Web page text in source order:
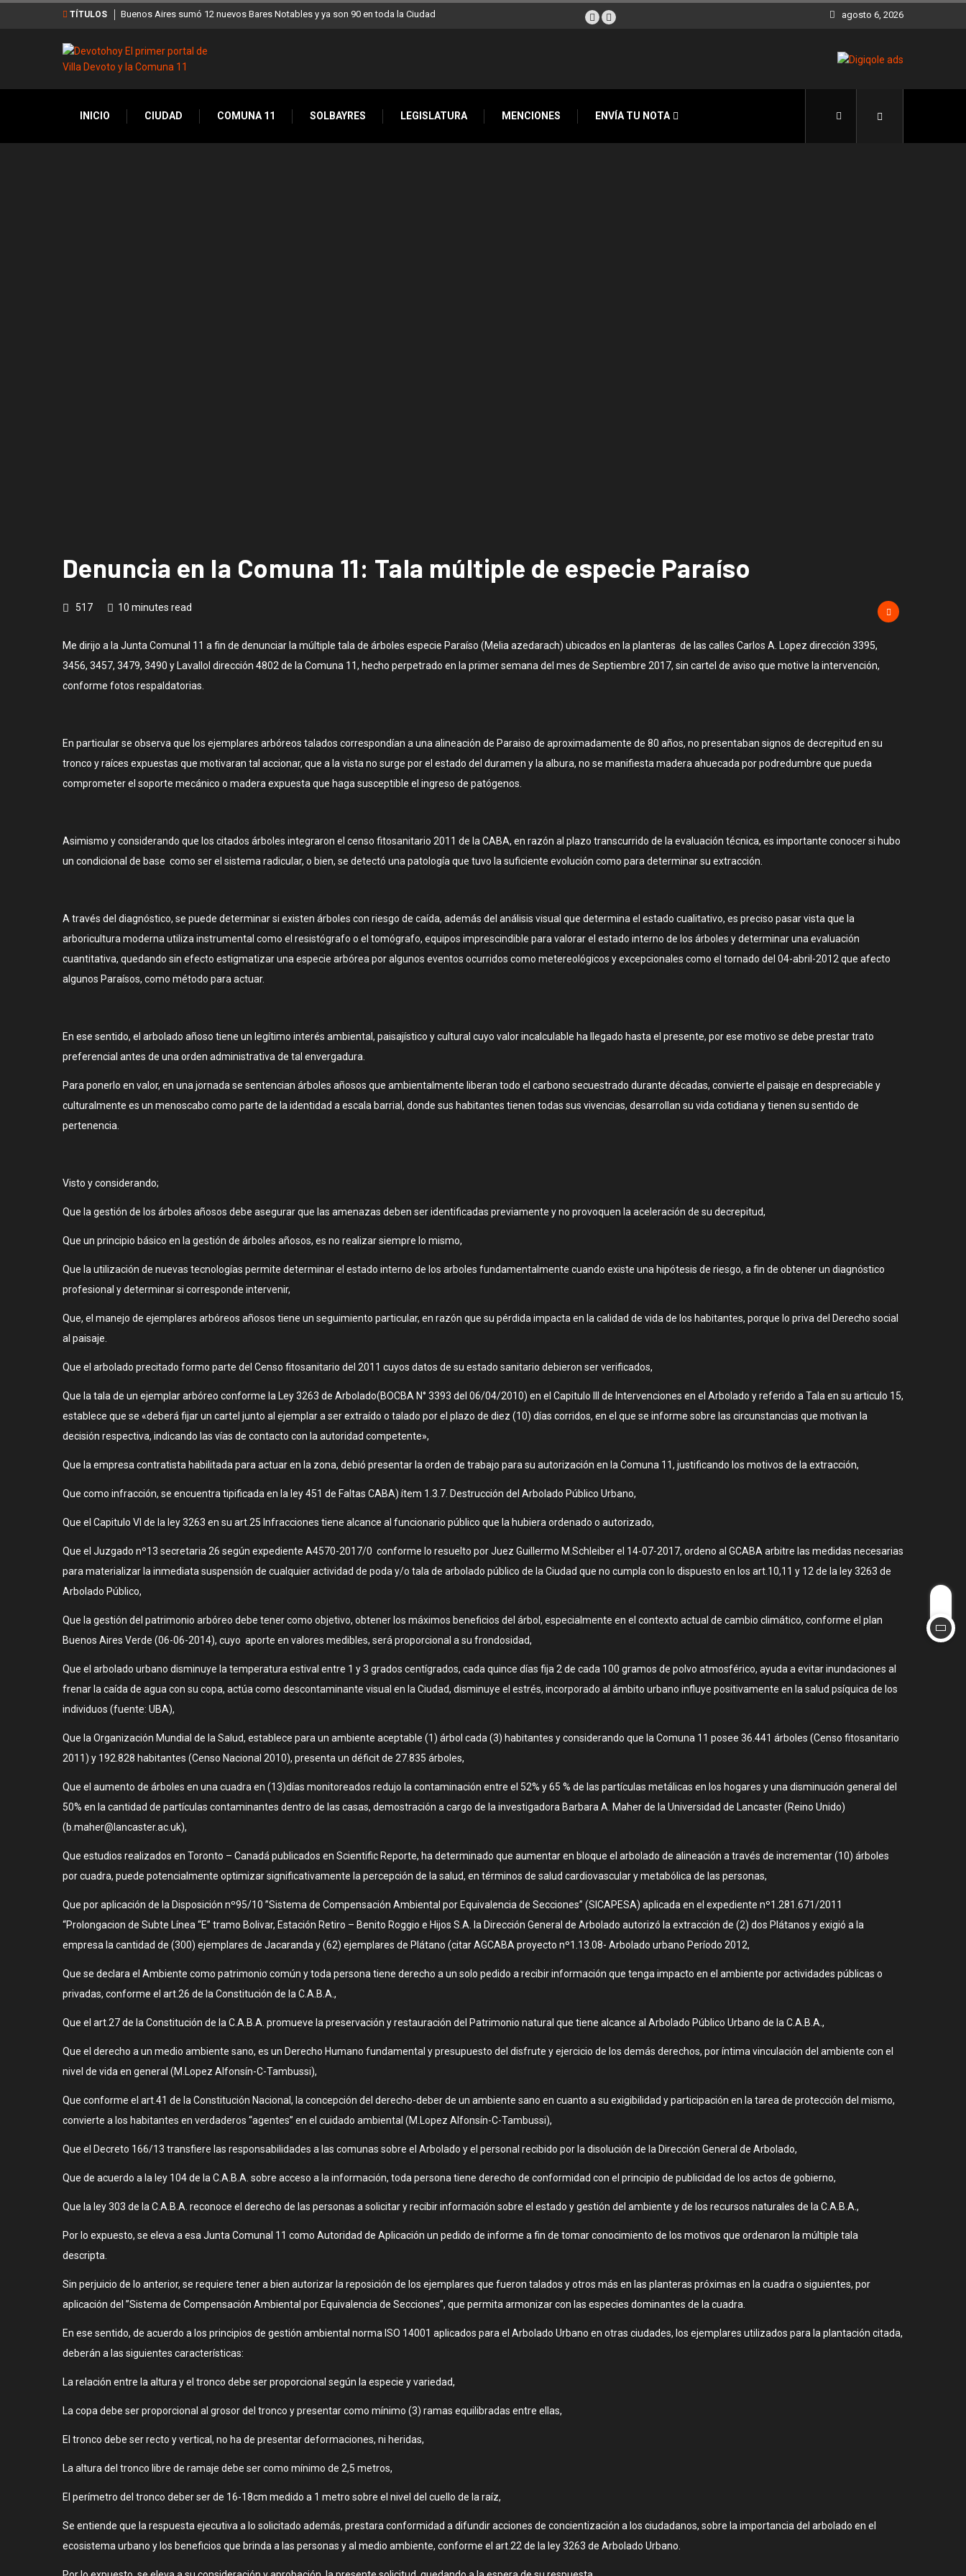
TÍTULOS
y ya son 90 en toda la CiudadLos stands móviles de la Ciudad llegan esta semana a Villa Devoto agosto 6, 2026
INICIO CIUDAD COMUNA 11 SOLBAYRES LEGISLATURA MENCIONES ENVÍA TU NOTA
Denuncia en la Comuna 11: Tala múltiple de especie Paraíso
517 10 minutes read
Me dirijo a la Junta Comunal 11 a fin de denunciar la múltiple tala de árboles especie Paraíso (Melia azedarach) ubicados en la planteras de las calles Carlos A. Lopez dirección 3395,
3456, 3457, 3479, 3490 y Lavallol dirección 4802 de la Comuna 11, hecho perpetrado en la primer semana del mes de Septiembre 2017, sin cartel de aviso que motive la intervención,
conforme fotos respaldatorias.
En particular se observa que los ejemplares arbóreos talados correspondían a una alineación de Paraiso de aproximadamente de 80 años, no presentaban signos de decrepitud en su
tronco y raíces expuestas que motivaran tal accionar, que a la vista no surge por el estado del duramen y la albura, no se manifiesta madera ahuecada por podredumbre que pueda
comprometer el soporte mecánico o madera expuesta que haga susceptible el ingreso de patógenos.
Asimismo y considerando que los citados árboles integraron el censo fitosanitario 2011 de la CABA, en razón al plazo transcurrido de la evaluación técnica, es importante conocer si hubo
un condicional de base como ser el sistema radicular, o bien, se detectó una patología que tuvo la suficiente evolución como para determinar su extracción.
A través del diagnóstico, se puede determinar si existen árboles con riesgo de caí­da, además del análisis visual que determina el estado cualitativo, es preciso pasar vista que la
arboricultura moderna utiliza instrumental como el resistógrafo o el tomógrafo, equipos imprescindible para valorar el estado interno de los árboles y determinar una evaluación
cuantitativa, quedando sin efecto estigmatizar una especie arbórea por algunos eventos ocurridos como metereológicos y excepcionales como el tornado del 04-abril-2012 que afecto
algunos Paraísos, como método para actuar.
En ese sentido, el arbolado añoso tiene un legítimo interés ambiental, paisajístico y cultural cuyo valor incalculable ha llegado hasta el presente, por ese motivo se debe prestar trato
preferencial antes de una orden administrativa de tal envergadura.
Para ponerlo en valor, en una jornada se sentencian árboles añosos que ambientalmente liberan todo el carbono secuestrado durante décadas, convierte el paisaje en despreciable y
culturalmente es un menoscabo como parte de la identidad a escala barrial, donde sus habitantes tienen todas sus vivencias, desarrollan su vida cotidiana y tienen su sentido de
pertenencia.
Visto y considerando;
Que la gestión de los árboles añosos debe asegurar que las amenazas deben ser identificadas previamente y no provoquen la aceleración de su decrepitud,
Que un principio básico en la gestión de árboles añosos, es no realizar siempre lo mismo,
Que la utilización de nuevas tecnologías permite determinar el estado interno de los arboles fundamentalmente cuando existe una hipótesis de riesgo, a fin de obtener un diagnóstico
profesional y determinar si corresponde intervenir,
Que, el manejo de ejemplares arbóreos añosos tiene un seguimiento particular, en razón que su pérdida impacta en la calidad de vida de los habitantes, porque lo priva del Derecho social
al paisaje.
Que el arbolado precitado formo parte del Censo fitosanitario del 2011 cuyos datos de su estado sanitario debieron ser verificados,
Que la tala de un ejemplar arbóreo conforme la Ley 3263 de Arbolado(BOCBA N° 3393 del 06/04/2010) en el Capitulo III de Intervenciones en el Arbolado y referido a Tala en su articulo 15,
establece que se «deberá fijar un cartel junto al ejemplar a ser extraído o talado por el plazo de diez (10) días corridos, en el que se informe sobre las circunstancias que motivan la
decisión respectiva, indicando las vías de contacto con la autoridad competente»,
Que la empresa contratista habilitada para actuar en la zona, debió presentar la orden de trabajo para su autorización en la Comuna 11, justificando los motivos de la extracción,
Que como infracción, se encuentra tipificada en la ley 451 de Faltas CABA) ítem 1.3.7. Destrucción del Arbolado Público Urbano,
Que el Capitulo VI de la ley 3263 en su art.25 Infracciones tiene alcance al funcionario público que la hubiera ordenado o autorizado,
Que el Juzgado nº13 secretaria 26 según expediente A4570-2017/0 conforme lo resuelto por Juez Guillermo M.Schleiber el 14-07-2017, ordeno al GCABA arbitre las medidas necesarias
para materializar la inmediata suspensión de cualquier actividad de poda y/o tala de arbolado público de la Ciudad que no cumpla con lo dispuesto en los art.10,11 y 12 de la ley 3263 de
Arbolado Público,
Que la gestión del patrimonio arbóreo debe tener como objetivo, obtener los máximos beneficios del árbol, especialmente en el contexto actual de cambio climático, conforme el plan
Buenos Aires Verde (06-06-2014), cuyo aporte en valores medibles, será proporcional a su frondosidad,
Que el arbolado urbano disminuye la temperatura estival entre 1 y 3 grados centígrados, cada quince días fija 2 de cada 100 gramos de polvo atmosférico, ayuda a evitar inundaciones al
frenar la caída de agua con su copa, actúa como descontaminante visual en la Ciudad, disminuye el estrés, incorporado al ámbito urbano influye positivamente en la salud psíquica de los
individuos (fuente: UBA),
Que la Organización Mundial de la Salud, establece para un ambiente aceptable (1) árbol cada (3) habitantes y considerando que la Comuna 11 posee 36.441 árboles (Censo fitosanitario
2011) y 192.828 habitantes (Censo Nacional 2010), presenta un déficit de 27.835 árboles,
Que el aumento de árboles en una cuadra en (13)días monitoreados redujo la contaminación entre el 52% y 65 % de las partículas metálicas en los hogares y una disminución general del
50% en la cantidad de partículas contaminantes dentro de las casas, demostración a cargo de la investigadora Barbara A. Maher de la Universidad de Lancaster (Reino Unido)
(b.maher@lancaster.ac.uk),
Que estudios realizados en Toronto – Canadá publicados en Scientific Reporte, ha determinado que aumentar en bloque el arbolado de alineación a través de incrementar (10) árboles
por cuadra, puede potencialmente optimizar significativamente la percepción de la salud, en términos de salud cardiovascular y metabólica de las personas,
Que por aplicación de la Disposición nº95/10 ”Sistema de Compensación Ambiental por Equivalencia de Secciones” (SICAPESA) aplicada en el expediente nº1.281.671/2011
“Prolongacion de Subte Línea “E” tramo Bolivar, Estación Retiro – Benito Roggio e Hijos S.A. la Dirección General de Arbolado autorizó la extracción de (2) dos Plátanos y exigió a la
empresa la cantidad de (300) ejemplares de Jacaranda y (62) ejemplares de Plátano (citar AGCABA proyecto nº1.13.08- Arbolado urbano Período 2012,
Que se declara el Ambiente como patrimonio común y toda persona tiene derecho a un solo pedido a recibir información que tenga impacto en el ambiente por actividades públicas o
privadas, conforme el art.26 de la Constitución de la C.A.B.A.,
Que el art.27 de la Constitución de la C.A.B.A. promueve la preservación y restauración del Patrimonio natural que tiene alcance al Arbolado Público Urbano de la C.A.B.A.,
Que el derecho a un medio ambiente sano, es un Derecho Humano fundamental y presupuesto del disfrute y ejercicio de los demás derechos, por íntima vinculación del ambiente con el
nivel de vida en general (M.Lopez Alfonsín-C-Tambussi),
Que conforme el art.41 de la Constitución Nacional, la concepción del derecho-deber de un ambiente sano en cuanto a su exigibilidad y participación en la tarea de protección del mismo,
convierte a los habitantes en verdaderos “agentes” en el cuidado ambiental (M.Lopez Alfonsín-C-Tambussi),
Que el Decreto 166/13 transfiere las responsabilidades a las comunas sobre el Arbolado y el personal recibido por la disolución de la Dirección General de Arbolado,
Que de acuerdo a la ley 104 de la C.A.B.A. sobre acceso a la información, toda persona tiene derecho de conformidad con el principio de publicidad de los actos de gobierno,
Que la ley 303 de la C.A.B.A. reconoce el derecho de las personas a solicitar y recibir información sobre el estado y gestión del ambiente y de los recursos naturales de la C.A.B.A.,
Por lo expuesto, se eleva a esa Junta Comunal 11 como Autoridad de Aplicación un pedido de informe a fin de tomar conocimiento de los motivos que ordenaron la múltiple tala
descripta.
Sin perjuicio de lo anterior, se requiere tener a bien autorizar la reposición de los ejemplares que fueron talados y otros más en las planteras próximas en la cuadra o siguientes, por
aplicación del ”Sistema de Compensación Ambiental por Equivalencia de Secciones”, que permita armonizar con las especies dominantes de la cuadra.
En ese sentido, de acuerdo a los principios de gestión ambiental norma ISO 14001 aplicados para el Arbolado Urbano en otras ciudades, los ejemplares utilizados para la plantación citada,
deberán a las siguientes características:
La relación entre la altura y el tronco debe ser proporcional según la especie y variedad,
La copa debe ser proporcional al grosor del tronco y presentar como mínimo (3) ramas equilibradas entre ellas,
El tronco debe ser recto y vertical, no ha de presentar deformaciones, ni heridas,
La altura del tronco libre de ramaje debe ser como mínimo de 2,5 metros,
El perímetro del tronco deber ser de 16-18cm medido a 1 metro sobre el nivel del cuello de la raíz,
Se entiende que la respuesta ejecutiva a lo solicitado además, prestara conformidad a difundir acciones de concientización a los ciudadanos, sobre la importancia del arbolado en el
ecosistema urbano y los beneficios que brinda a las personas y al medio ambiente, conforme el art.22 de la ley 3263 de Arbolado Urbano.